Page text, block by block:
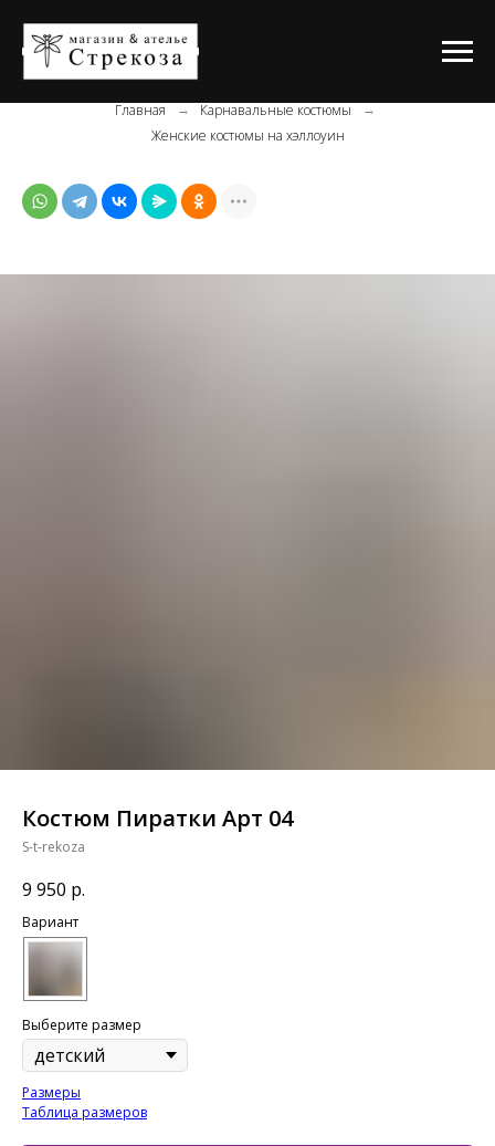
Главная → Карнавальные костюмы →
Женские костюмы на хэллоуин
Костюм Пиратки Арт 04
S-t-rekoza
9 950 р.
Вариант
Выберите размер
Размеры
Таблица размеров